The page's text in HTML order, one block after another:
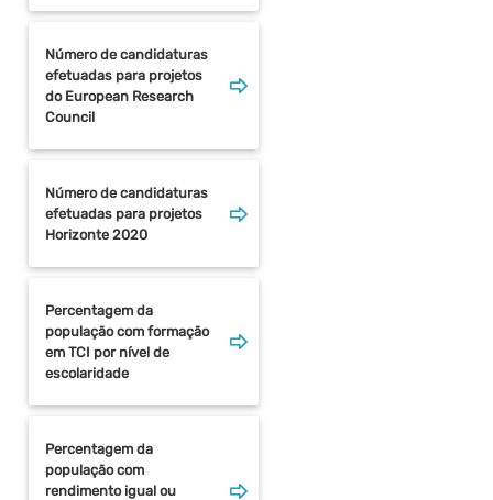
Número de candidaturas
efetuadas para projetos
do European Research
Council
Número de candidaturas
efetuadas para projetos
Horizonte 2020
Percentagem da
população com formação
em TCI por nível de
escolaridade
Percentagem da
população com
rendimento igual ou